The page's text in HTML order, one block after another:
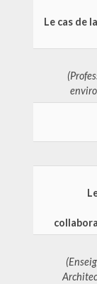
Le cas de
Un